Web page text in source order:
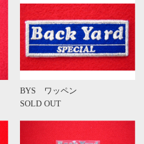
BYS ワッペン
SOLD OUT